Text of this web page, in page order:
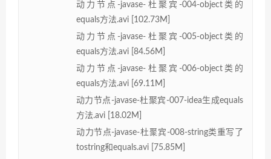
动力节点-javase-杜聚宾-004-object类的
equals方法.avi [102.73M]
动力节点-javase-杜聚宾-005-object类的
equals方法.avi [84.56M]
动力节点-javase-杜聚宾-006-object类的
equals方法.avi [69.11M]
动力节点-javase-杜聚宾-007-idea生成equals
方法.avi [18.02M]
动力节点-javase-杜聚宾-008-string类重写了
tostring和equals.avi [75.85M]